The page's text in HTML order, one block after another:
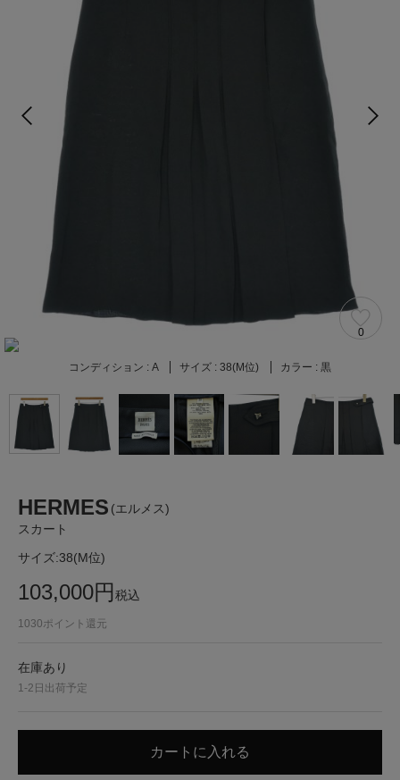
0
コンディション : A サイズ : 38(M位) カラー : 黒
HERMES (エルメス)
スカート
サイズ:38(M位)
103,000円税込
1030ポイント還元
在庫あり
1-2日出荷予定